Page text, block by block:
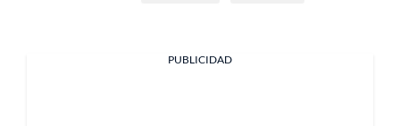
PUBLICIDAD